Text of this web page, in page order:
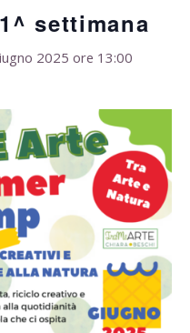
settimana
2025 ore 13:00